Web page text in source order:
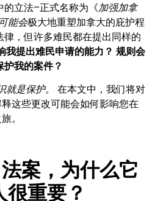
的立法–正式名称为《加强加拿
能会极大地重塑加拿大的庇护程
，但许多难民都在提出同样的
我提出难民申请的能力？ 规则会
我的案件？
就是保护。 在本文中，我们将对
这些更改可能会如何影响您在
。
案，为什么它
重要？